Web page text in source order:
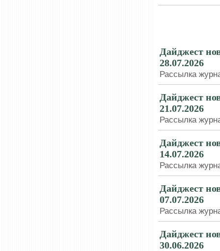
Дайджест
28.07.2026
Рассылка
Дайджест
21.07.2026
Рассылка
Дайджест
14.07.2026
Рассылка
Дайджест
07.07.2026
Рассылка
Дайджест
30.06.2026